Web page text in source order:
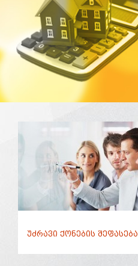
უძრავი ქონების შეფასება